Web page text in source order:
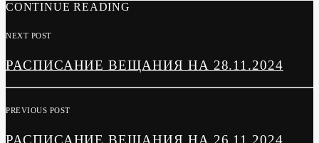
CONTINUE READING
NEXT POST
РАСПИСАНИЕ ВЕЩАНИЯ НА 28.11.2024
PREVIOUS POST
РАСПИСАНИЕ ВЕЩАНИЯ НА 26.11.2024